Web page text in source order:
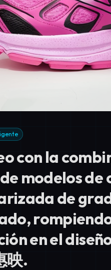
con la
modelos de
de
en el
映.